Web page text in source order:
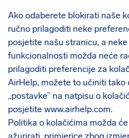
Ako odaberete blokirati naše
ručno prilagoditi neke
posjetite našu stranicu, a
funkcionalnosti možda neće
prilagoditi preferencije za
AirHelp, možete to učiniti tako
„postavke” na natpisu o
posjetite www.airhelp.com.
Politika o kolačićima možda